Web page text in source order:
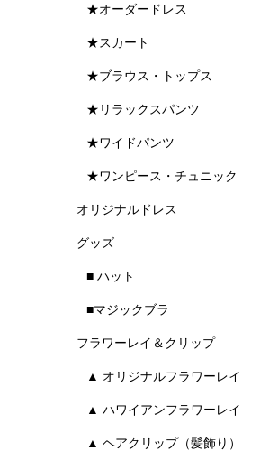
★オーダードレス
★スカート
★ブラウス・トップス
★リラックスパンツ
★ワイドパンツ
★ワンピース・チュニック
オリジナルドレス
グッズ
■ ハット
■マジックブラ
フラワーレイ＆クリップ
▲ オリジナルフラワーレイ
▲ ハワイアンフラワーレイ
▲ ヘアクリップ（髪飾り）